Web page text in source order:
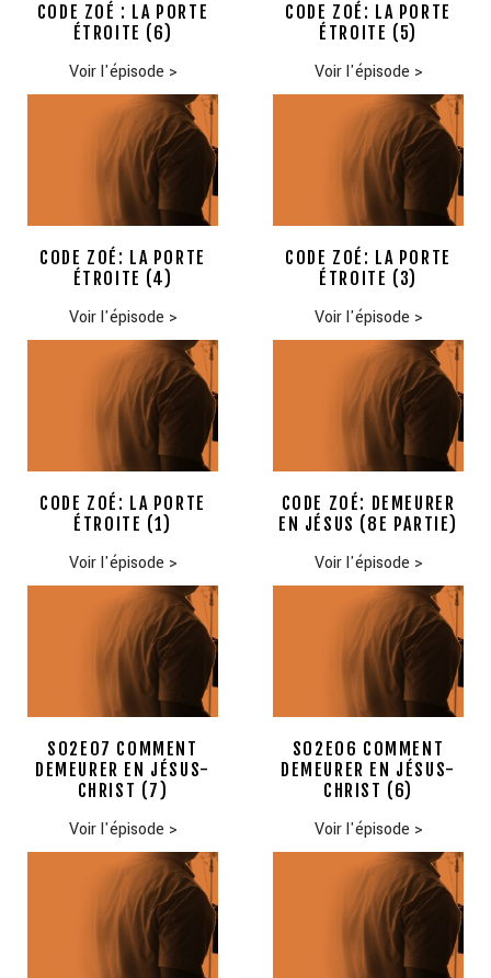
CODE ZOÉ : LA PORTE
ÉTROITE (6)
Voir l'épisode >
CODE ZOÉ: LA PORTE
ÉTROITE (5)
Voir l'épisode >
CODE ZOÉ: LA PORTE
ÉTROITE (4)
Voir l'épisode >
CODE ZOÉ: LA PORTE
ÉTROITE (3)
Voir l'épisode >
CODE ZOÉ: LA PORTE
ÉTROITE (1)
Voir l'épisode >
CODE ZOÉ: DEMEURER
EN JÉSUS (8E PARTIE)
Voir l'épisode >
S02E07 COMMENT
DEMEURER EN JÉSUS-
CHRIST (7)
Voir l'épisode >
S02E06 COMMENT
DEMEURER EN JÉSUS-
CHRIST (6)
Voir l'épisode >